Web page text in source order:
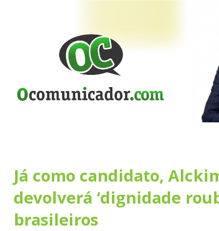
Já como candidato,
devolverá ‘dignidade
brasileiros